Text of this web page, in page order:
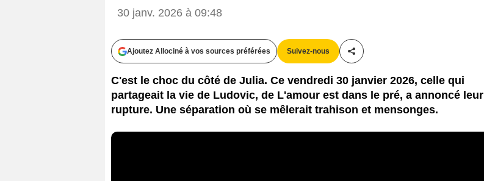
30 janv. 2026 à 09:48
Ajoutez Allociné à vos sources préférées Suivez-nous
Partager cet article
C'est le choc du côté de Julia. Ce vendredi 30 janvier 2026, celle qui
partageait la vie de Ludovic, de L'amour est dans le pré, a annoncé leur
rupture. Une séparation où se mêlerait trahison et mensonges.